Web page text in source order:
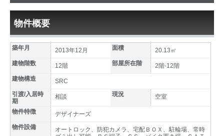
物件概要
築年月 2013年12月 面積
20.13㎡
建物階数
12階 部屋所在階
2階-12階
建物構造
SRC
引渡/入居時
期
相談 現況 空室
物件特徴
デザイナーズ
物件設備
オートロック、防犯カメラ、宅配ＢＯＸ、駐輪場、常時